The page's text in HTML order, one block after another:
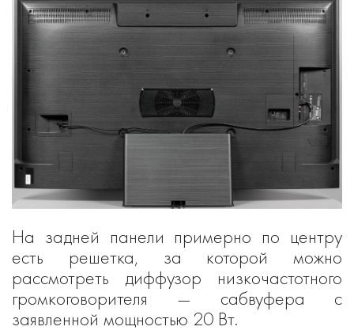
На задней панели примерно по центру
есть решетка, за которой можно
рассмотреть диффузор низкочастотного
громкоговорителя — сабвуфера с
заявленной мощностью 20 Вт.